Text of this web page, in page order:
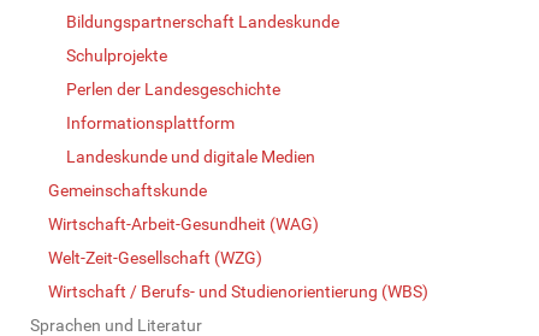
Bildungspartnerschaft Landeskunde
Schulprojekte
Perlen der Landesgeschichte
Informationsplattform
Landeskunde und digitale Medien
Gemeinschaftskunde
Wirtschaft-Arbeit-Gesundheit (WAG)
Welt-Zeit-Gesellschaft (WZG)
Wirtschaft / Berufs- und Studienorientierung (WBS)
Sprachen und Literatur